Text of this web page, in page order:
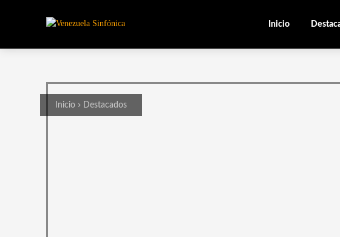
Inicio
Inicio Destacados